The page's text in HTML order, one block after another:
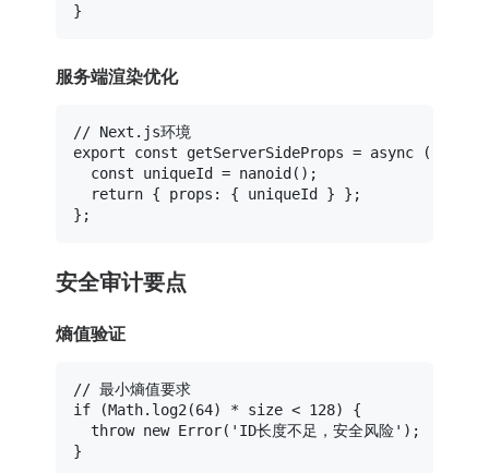
服务端渲染优化
// Next.js环境
export
const getServerSideProps = async (
const uniqueId = nanoid ();
return { props : { uniqueId } };
安全审计要点
熵值验证
// 最小熵值要求
if (Math. log2 (64) * size < 128) {
throw new Error( 'ID长度不足，安全风险' );